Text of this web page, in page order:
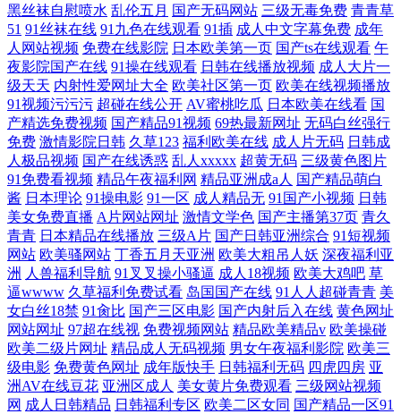
黑丝袜自慰喷水 乱伦五月 国产无码网站 三级无毒免费 青青草
51 91丝袜在线 91九色在线观看 91插 成人中文字幕免费 成年
人网站视频 免费在线影院 日本欧美第一页 国产ts在线观看 午
夜影院国产在线 91操在线观看 日韩在线播放视频 成人大片一
级天天 内射性爱网址大全 欧美社区第一页 欧美在线视频播放
91视频污污污 超碰在线公开 AV蜜桃吃瓜 日本欧美在线看 国
产精选免费视频 国产精品91视频 69热最新网址 无码白丝强行
免费 激情影院日韩 久草123 福利欧美在线 成人片无码 日韩成
人极品视频 国产在线诱惑 乱人xxxxx 超黄无码 三级黄色图片
91免费看视频 精品午夜福利网 精品亚洲成a人 国产精品萌白
酱 日本理论 91操电影 91一区 成人精品无 91国产小视频 日韩
美女免费直播 A片网站网址 激情文学色 国产主播第37页 青久
青青 日本精品在线播放 三级A片 国产日韩亚洲综合 91短视频
网站 欧美骚网站 丁香五月天亚洲 欧美大粗吊人妖 深夜福利亚
洲 人兽福利导航 91叉叉操小骚逼 成人18视频 欧美大鸡吧 草
逼wwww 久草福利免费试看 岛国国产在线 91人人超碰青青 美
女白丝18禁 91肏比 国产三区电影 国产内射后入在线 黄色网址
网站网址 97超在线视 免费视频网站 精品欧美精品v 欧美操碰
欧美二级片网址 精品成人无码视频 男女午夜福利影院 欧美三
级电影 免费黄色网址 成年版快手 日韩福利无码 四虎四房 亚
洲AV在线豆花 亚洲区成人 美女黄片免费观看 三级网站视频
网 成人日韩精品 日韩福利专区 欧美二区女同 国产精品一区91